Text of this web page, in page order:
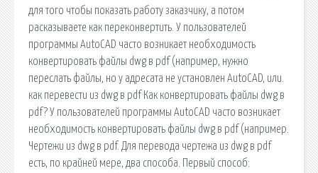
для того чтобы показать работу заказчику, а потом
расказываете как переконвертить. У пользователей
программы AutoCAD часто возникает необходимость
конвертировать файлы dwg в pdf (например, нужно
переслать файлы, но у адресата не установлен AutoCAD, или.
как перевести из dwg в pdf Как конвертировать файлы dwg в
pdf? У пользователей программы AutoCAD часто возникает
необходимость конвертировать файлы dwg в pdf (например.
Чертежи из dwg в pdf. Для перевода чертежа из dwg в pdf
есть, по крайней мере, два способа. Первый способ: